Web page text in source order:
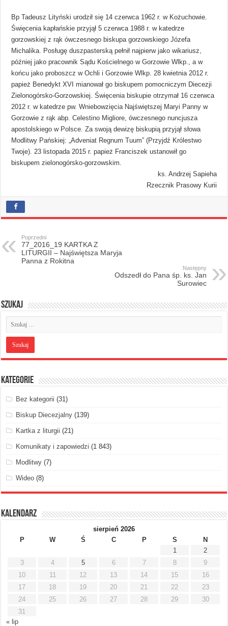
Bp Tadeusz Lityński urodził się 14 czerwca 1962 r. w Kożuchowie.
Święcenia kapłańskie przyjął 5 czerwca 1988 r. w katedrze
gorzowskiej z rąk ówczesnego biskupa gorzowskiego Józefa
Michalika. Posługę duszpasterską pełnił najpierw jako wikariusz,
później jako pracownik Sądu Kościelnego w Gorzowie Wlkp., a w
końcu jako proboszcz w Ochli i Gorzowie Wlkp. 28 kwietnia 2012 r.
papież Benedykt XVI mianował go biskupem pomocniczym Diecezji
Zielonogórsko-Gorzowskiej. Święcenia biskupie otrzymał 16 czerwca
2012 r. w katedrze pw. Wniebowzięcia Najświętszej Maryi Panny w
Gorzowie z rąk abp. Celestino Migliore, ówczesnego nuncjusza
apostolskiego w Polsce. Za swoją dewizę biskupią przyjął słowa
Modlitwy Pańskiej: „Adveniat Regnum Tuum” (Przyjdź Królestwo
Twoje). 23 listopada 2015 r. papież Franciszek ustanowił go
biskupem zielonogórsko-gorzowskim.
ks. Andrzej Sapieha
Rzecznik Prasowy Kurii
Poprzedni
77_2016_19 KARTKA Z
LITURGII – Najświętsza Maryja
Panna z Rokitna
Następny
Odszedł do Pana śp. ks. Jan
Surowiec
Szukaj
Kategorie
Bez kategorii (31)
Biskup Diecezjalny (139)
Kartka z liturgii (21)
Komunikaty i zapowiedzi (1 843)
Modlitwy (7)
Wideo (8)
Kalendarz
sierpień 2026
P
W Ś C P S
N
1
2
3
4 5 6 7 8
9
10
11 12 13 14 15
16
17
18 19 20 21 22
23
24
25 26 27 28 29
30
31
« lip